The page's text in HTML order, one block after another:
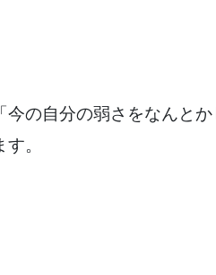
の自分の弱さをなんと
。